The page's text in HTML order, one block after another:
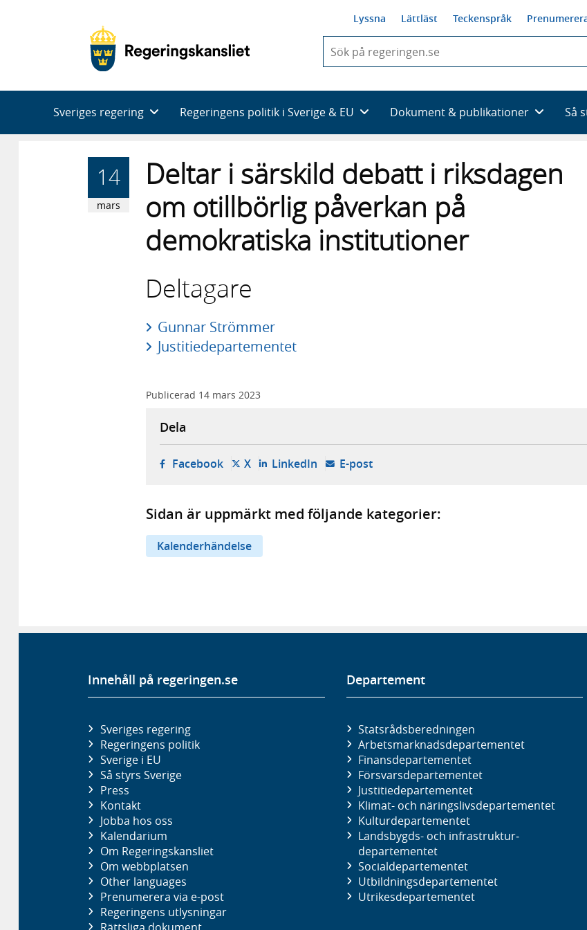
Lyssna Lättläst Teckenspråk
du
skriva
framträder
en
med
sökförslag
Sveriges regering Regeringens politik i Sverige & EU Dokument & publikationer Så
14
mars
Deltar i särskild debatt i riksdagen
om otillbörlig påverkan på
demokratiska institutioner
Deltagare
Gunnar Strömmer
Justitiedepartementet
Publicerad 14 mars 2023
Dela
Facebook- öppnas i ny flik, extern webbplats,
X- öppnas i ny flik, extern webbplats,
LinkedIn- öppnas i ny flik, extern webbplats,
E-post- öppnar din e-postklient,
Sidan är uppmärkt med följande kategorier:
Kalenderhändelse
Innehåll på regeringen.se
Sveriges regering
Regeringens politik
Sverige i EU
Så styrs Sverige
Press
Kontakt
Jobba hos oss
Kalendarium
Om Regeringskansliet
Om webbplatsen
Other languages
Prenumerera via e-post
Regeringens utlysningar
Departement
Statsrådsberedningen
Arbetsmarknads­departementet
Finans­departementet
Försvars­departementet
Justitie­departementet
Klimat- och näringslivs­departementet
Kultur­departementet
Landsbygds- och infrastruktur­
departementet
Social­departementet
Utbildnings­departementet
Utrikes­departementet